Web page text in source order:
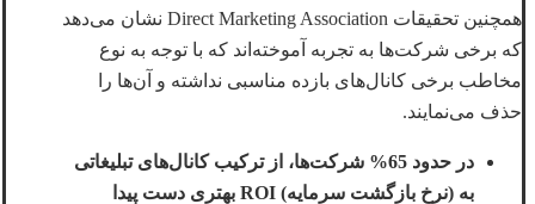
همچنین تحقیقات Direct Marketing Association نشان می‌دهد
که برخی شرکت‌ها به تجربه آموخته‌اند که با توجه به نوع
مخاطب برخی کانال‌های بازده مناسبی نداشته و آن‌ها را
حذف می‌نمایند.
در حدود 65% شرکت‌ها، از ترکیب کانال‌های تبلیغاتی
به (نرخ بازگشت سرمایه) ROI بهتری دست پیدا